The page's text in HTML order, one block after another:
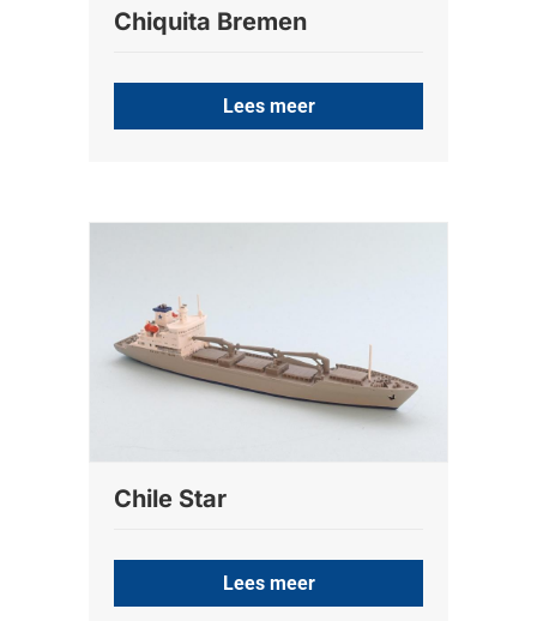
Chiquita Bremen
Lees meer
Chile Star
Lees meer